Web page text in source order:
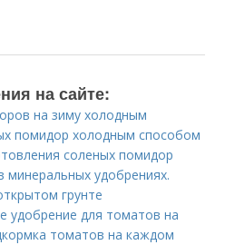
на сайте:
на зиму холодным
помидор холодным способом
соленых помидор
удобрениях.
грунте
удобрение для томатов на
томатов на каждом